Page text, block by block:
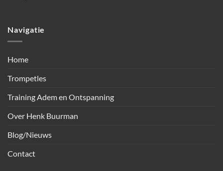
Navigatie
Home
Trompetles
Training Adem en Ontspanning
Over Henk Buurman
Blog/Nieuws
Contact